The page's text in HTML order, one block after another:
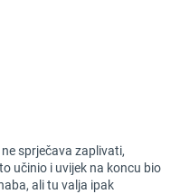
sprječava zaplivati,
učinio i uvijek na koncu bio
ali tu valja ipak